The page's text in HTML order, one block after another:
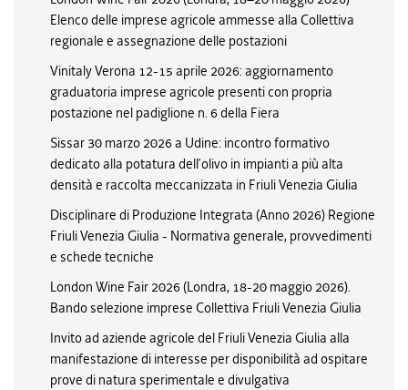
Elenco delle imprese agricole ammesse alla Collettiva
regionale e assegnazione delle postazioni
Vinitaly Verona 12-15 aprile 2026: aggiornamento
graduatoria imprese agricole presenti con propria
postazione nel padiglione n. 6 della Fiera
Sissar 30 marzo 2026 a Udine: incontro formativo
dedicato alla potatura dell’olivo in impianti a più alta
densità e raccolta meccanizzata in Friuli Venezia Giulia
Disciplinare di Produzione Integrata (Anno 2026) Regione
Friuli Venezia Giulia - Normativa generale, provvedimenti
e schede tecniche
London Wine Fair 2026 (Londra, 18-20 maggio 2026).
Bando selezione imprese Collettiva Friuli Venezia Giulia
Invito ad aziende agricole del Friuli Venezia Giulia alla
manifestazione di interesse per disponibilità ad ospitare
prove di natura sperimentale e divulgativa